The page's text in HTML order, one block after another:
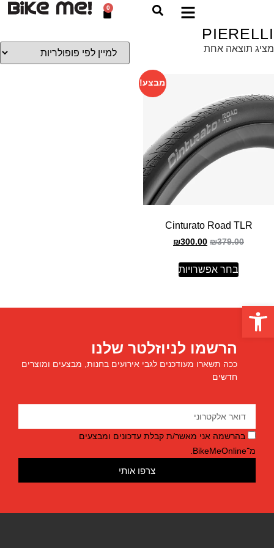
פתח סרגל נגישות
0
PIERELLI
מציג תוצאה אחת
מבצע!
Cinturato Road TLR
₪379.00
₪300.00
בחר אפשרויות
הרשמו לניוזלטר שלנו
ככה תשארו מעודכנים לגבי אירועים בחנות, מבצעים ומוצרים
חדשים
בהרשמה אני מאשר/ת קבלת עדכונים ומבצעים
מ־BikeMeOnline.
צרפו אותי